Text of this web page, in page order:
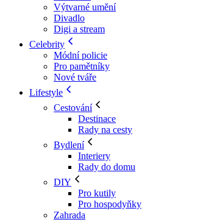
Výtvarné umění
Divadlo
Digi a stream
Celebrity
Módní policie
Pro pamětníky
Nové tváře
Lifestyle
Cestování
Destinace
Rady na cesty
Bydlení
Interiery
Rady do domu
DIY
Pro kutily
Pro hospodyňky
Zahrada